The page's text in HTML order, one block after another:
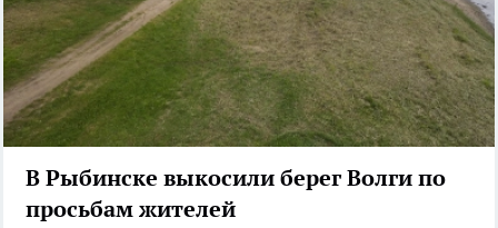
В Рыбинске выкосили берег Волги по
просьбам жителей